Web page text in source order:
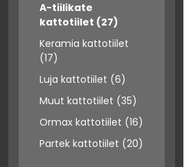
A-tiilikate
kattotiilet (27)
Keramia kattotiilet
(17)
Luja kattotiilet (6)
Muut kattotiilet (35)
Ormax kattotiilet (16)
Partek kattotiilet (20)